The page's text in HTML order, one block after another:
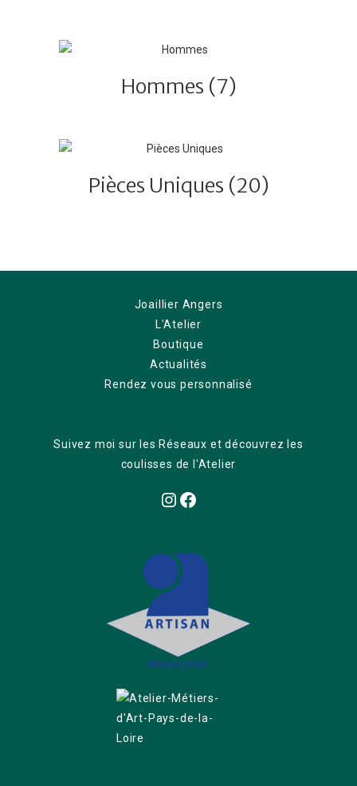
Hommes (7)
Pièces Uniques (20)
Joaillier Angers
L'Atelier
Boutique
Actualités
Rendez vous personnalisé
Suivez moi sur les Réseaux et découvrez les
coulisses de l'Atelier
Instagram
Facebook